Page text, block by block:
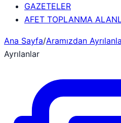
GAZETELER
AFET TOPLANMA
Ana Sayfa/Aramızdan
Ayrılanlar